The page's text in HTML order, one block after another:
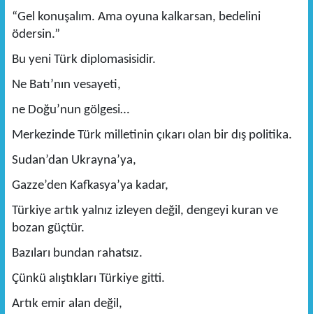
“Gel konuşalım. Ama oyuna kalkarsan, bedelini
ödersin.”
Bu yeni Türk diplomasisidir.
Ne Batı’nın vesayeti,
ne Doğu’nun gölgesi…
Merkezinde Türk milletinin çıkarı olan bir dış politika.
Sudan’dan Ukrayna’ya,
Gazze’den Kafkasya’ya kadar,
Türkiye artık yalnız izleyen değil, dengeyi kuran ve
bozan güçtür.
Bazıları bundan rahatsız.
Çünkü alıştıkları Türkiye gitti.
Artık emir alan değil,